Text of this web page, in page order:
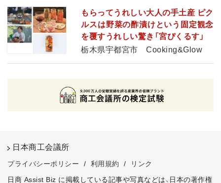
もらってうれしい大人の手土産 ピク
ルスは野菜の酢漬けという固定観念
を覆すうれしい驚き「宮ぴくるす」
栃木県宇都宮市 Cooking&Glow
日本商工会議所
プライバシーポリシー / 利用規約 /
リンク
日商 Assist Biz に掲載している記事や写真などは、日本の著作権